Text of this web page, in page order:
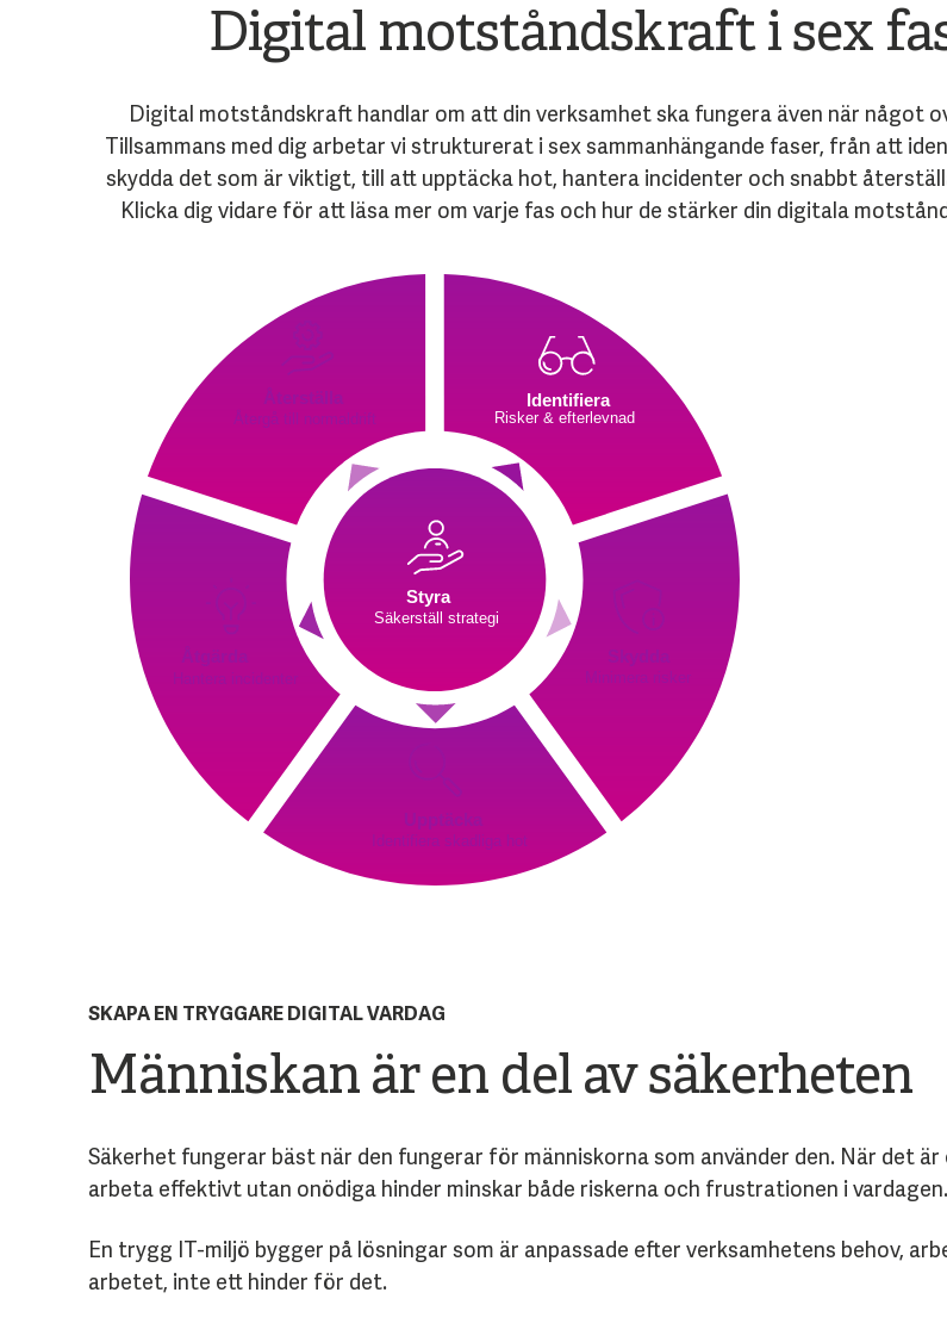
Digital motståndskraft i sex
Digital motståndskraft handlar om att din verksamhet ska fungera även när något
Tillsammans med dig arbetar vi strukturerat i sex sammanhängande faser, från att
skydda det som är viktigt, till att upptäcka hot, hantera incidenter och snabbt
Klicka dig vidare för att läsa mer om varje fas och hur de stärker din digitala
Identifiera
Risker & efterlevnad
Skydda
Minimera risker
Upptäcka
Identifiera skadliga hot
Åtgärda
Hantera incidenter
Återställa
Återgå till normaldrift
Styra
Säkerställ strategi
SKAPA EN TRYGGARE DIGITAL VARDAG
Människan är en del av säkerheten
Säkerhet fungerar bäst när den fungerar för människorna som använder den. När det
arbeta effektivt utan onödiga hinder minskar både riskerna och frustrationen i vardagen.
En trygg IT-miljö bygger på lösningar som är anpassade efter verksamhetens behov,
arbetet, inte ett hinder för det.